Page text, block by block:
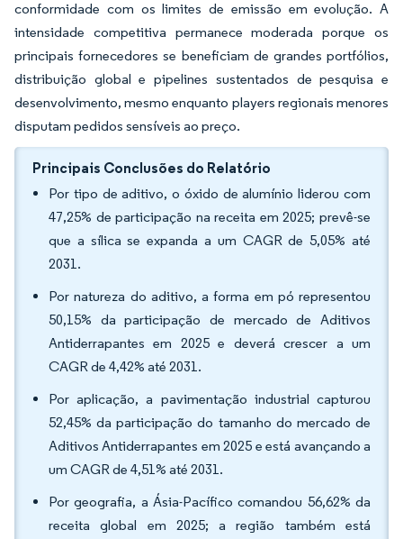
conformidade com os limites de emissão em evolução. A
intensidade competitiva permanece moderada porque os
principais fornecedores se beneficiam de grandes portfólios,
distribuição global e pipelines sustentados de pesquisa e
desenvolvimento, mesmo enquanto players regionais menores
disputam pedidos sensíveis ao preço.
Principais Conclusões do Relatório
Por tipo de aditivo, o óxido de alumínio liderou com
47,25% de participação na receita em 2025; prevê-se
que a sílica se expanda a um CAGR de 5,05% até
2031.
Por natureza do aditivo, a forma em pó representou
50,15% da participação de mercado de Aditivos
Antiderrapantes em 2025 e deverá crescer a um
CAGR de 4,42% até 2031.
Por aplicação, a pavimentação industrial capturou
52,45% da participação do tamanho do mercado de
Aditivos Antiderrapantes em 2025 e está avançando a
um CAGR de 4,51% até 2031.
Por geografia, a Ásia-Pacífico comandou 56,62% da
receita global em 2025; a região também está